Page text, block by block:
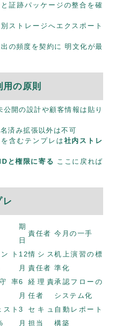
証跡パッケージの整合を確
ストレージへエクスポート
の頻度を契約に 明文化が最
の原則
開の設計や顧客情報は貼り
済み拡張以外は不可
含むテンプレは社内ストレ
と権限に寄る
ここに戻れば
期
日
責任者 今月の一手
ト 12
月
情シス
責任者
机上演習の標
準化
率6
月
経理責
任者
承認フローの
システム化
スト3
月
セキュ
担当
自動レポート
構築